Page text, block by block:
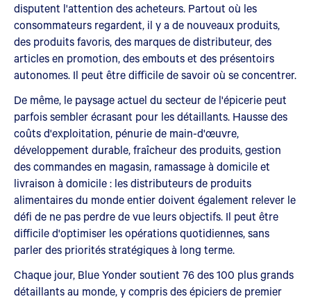
disputent l'attention des acheteurs. Partout où les
consommateurs regardent, il y a de nouveaux produits,
des produits favoris, des marques de distributeur, des
articles en promotion, des embouts et des présentoirs
autonomes. Il peut être difficile de savoir où se concentrer.
De même, le paysage actuel du secteur de l'épicerie peut
parfois sembler écrasant pour les détaillants. Hausse des
coûts d'exploitation, pénurie de main-d'œuvre,
développement durable, fraîcheur des produits, gestion
des commandes en magasin, ramassage à domicile et
livraison à domicile : les distributeurs de produits
alimentaires du monde entier doivent également relever le
défi de ne pas perdre de vue leurs objectifs. Il peut être
difficile d'optimiser les opérations quotidiennes, sans
parler des priorités stratégiques à long terme.
Chaque jour, Blue Yonder soutient 76 des 100 plus grands
détaillants au monde, y compris des épiciers de premier